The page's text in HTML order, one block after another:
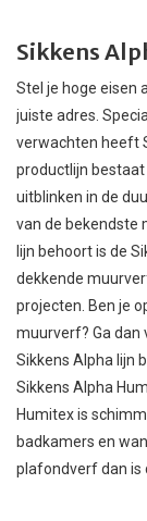
Sikkens
Stel je hoge eisen
juiste adres.
verwachten heeft
productlijn
uitblinken in de
van de bekendste
lijn behoort is de
dekkende
projecten. Ben je
muurverf? Ga dan
Sikkens Alpha lijn
Sikkens Alpha
Humitex is
badkamers en
plafondverf dan is